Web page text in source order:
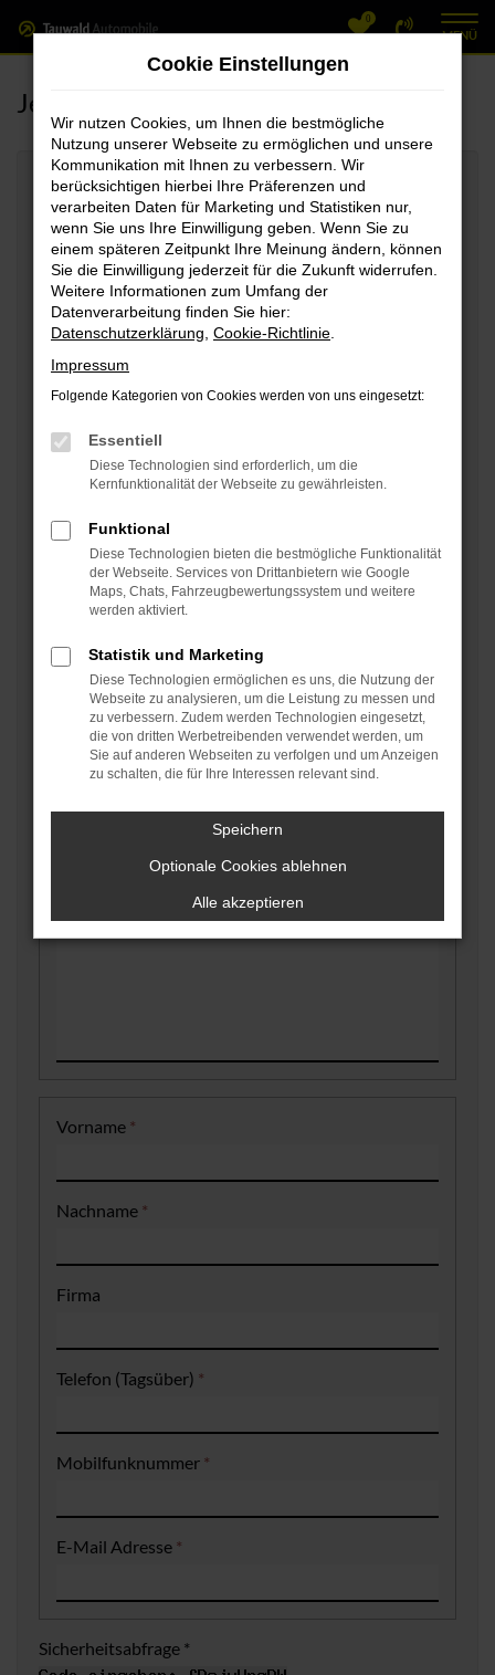
Zum
Hauptinhalt
0
MENÜ
Jetzt Wunschfahrzeug anfragen
Marke*
Modell*
Kraftstoffart:
Getriebe:
Preis bis*
Mtl. Rate (ca.)*
KM-Stand*
Weitere Ausstattungsmerkmale, die Ihnen wichtig
Vorname *
Nachname *
Firma
Telefon (Tagsüber) *
Mobilfunknummer *
E-Mail Adresse *
Sicherheitsabfrage *
Cookie Einstellungen
Wir nutzen Cookies, um Ihnen die bestmögliche
Nutzung unserer Webseite zu ermöglichen und unsere
Kommunikation mit Ihnen zu verbessern. Wir
berücksichtigen hierbei Ihre Präferenzen und
verarbeiten Daten für Marketing und Statistiken nur,
wenn Sie uns Ihre Einwilligung geben. Wenn Sie zu
einem späteren Zeitpunkt Ihre Meinung ändern, können
Sie die Einwilligung jederzeit für die Zukunft widerrufen.
Weitere Informationen zum Umfang der
Datenverarbeitung finden Sie hier:
Datenschutzerklärung Cookie-Richtlinie
Impressum
Folgende Kategorien von Cookies werden von uns eingesetzt:
Essentiell
Diese Technologien sind erforderlich, um die
Kernfunktionalität der Webseite zu gewährleisten.
Funktional
Diese Technologien bieten die bestmögliche Funktionalität
der Webseite. Services von Drittanbietern wie Google
Maps, Chats, Fahrzeugbewertungssystem und weitere
werden aktiviert.
Statistik und Marketing
Diese Technologien ermöglichen es uns, die Nutzung der
Webseite zu analysieren, um die Leistung zu messen und
zu verbessern. Zudem werden Technologien eingesetzt,
die von dritten Werbetreibenden verwendet werden, um
Sie auf anderen Webseiten zu verfolgen und um Anzeigen
zu schalten, die für Ihre Interessen relevant sind.
Speichern
Optionale Cookies ablehnen
Alle akzeptieren